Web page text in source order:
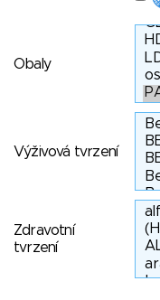
Obaly
Výživová tvrzení
Zdravotní
tvrzení